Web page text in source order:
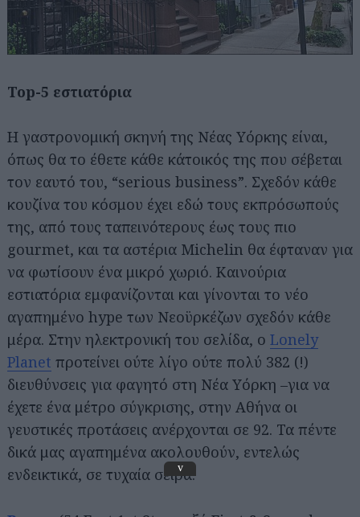
Top-5 εστιατόρια
Η γαστρονομική σκηνή της Νέας Υόρκης είναι,
όπως θα το έθετε κάθε κάτοικός της που σέβεται
τον εαυτό του, “serious business”. Σχεδόν κάθε
κουζίνα του κόσμου έχει εδώ τους εκπρόσωπούς
της, από τους ταπεινότερους έως τους πιο
gourmet, και τα αστέρια Michelin θα έφταναν για
να φωτίσουν ένα μικρό χωριό. Καινούρια
εστιατόρια εμφανίζονται και γίνονται το νέο
αγαπημένο hype των Νεοϋρκέζων σχεδόν κάθε
μέρα. Στην ηλεκτρονική του σελίδα, ο Lonely
Planet προτείνει ούτε λίγο ούτε πολύ 382 (!)
διευθύνσεις για φαγητό στη Νέα Υόρκη –για να
έχετε ένα μέτρο σύγκρισης, στην Αθήνα οι
γευστικές προτάσεις ανέρχονται σε 92. Τα πέντε
δικά μας αγαπημένα ακολουθούν, εντελώς
ενδεικτικά, σε τυχαία σειρά:
v